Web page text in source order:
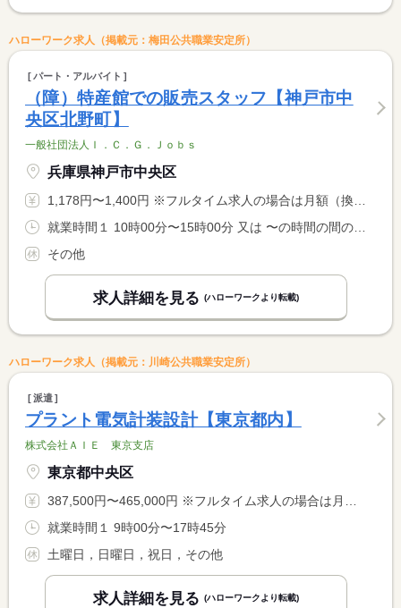
ハローワーク求人（掲載元：梅田公共職業安定所）
パート・アルバイト
（障）特産館での販売スタッフ【神戸市中
央区北野町】
一般社団法人Ｉ．Ｃ．Ｇ．Ｊｏｂｓ
兵庫県神戸市中央区
1,178円〜1,400円 ※フルタイム求人の場合は月額（換算額）、パート求人の場合は時間額を表示しています。
その他
求人詳細を見る (ハローワークより転載)
ハローワーク求人（掲載元：川崎公共職業安定所）
派遣
プラント電気計装設計【東京都内】
株式会社ＡＩＥ 東京支店
東京都中央区
387,500円〜465,000円 ※フルタイム求人の場合は月額（換算額）、パート求人の場合は時間額を表示しています。
就業時間１ 9時00分〜17時45分
土曜日，日曜日，祝日，その他
求人詳細を見る (ハローワークより転載)